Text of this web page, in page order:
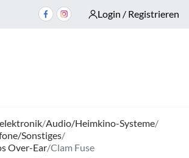
Login / Registrieren
/Audio/Heimkino-Systeme/
Sonstiges/
Over-Ear/Clam Fuse